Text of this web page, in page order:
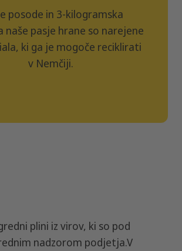
posode in 3-kilogramska
naše pasje hrane so narejene
ki ga je mogoče reciklirati
v Nemčiji.
plini iz virov, ki so pod
nadzorom podjetja.V